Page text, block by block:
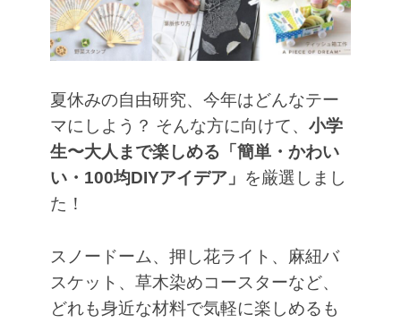
夏休みの自由研究、今年はどんなテー
マにしよう？ そんな方に向けて、 小学
生〜大人まで楽しめる「簡単・かわい
い・100均DIYアイデア」 を厳選しまし
た！
スノードーム、押し花ライト、麻紐バ
スケット、草木染めコースターなど、
どれも身近な材料で気軽に楽しめるも